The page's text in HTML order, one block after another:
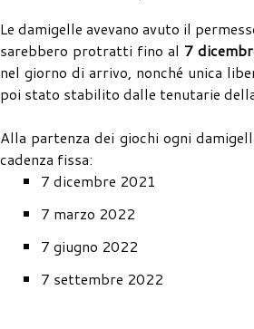
Le damigelle avevano avuto il
sarebbero protratti fino al 7
nel giorno di arrivo, nonché unica
poi stato stabilito dalle tenutarie
Alla partenza dei giochi ogni
cadenza fissa:
7 dicembre 2021
7 marzo 2022
7 giugno 2022
7 settembre 2022